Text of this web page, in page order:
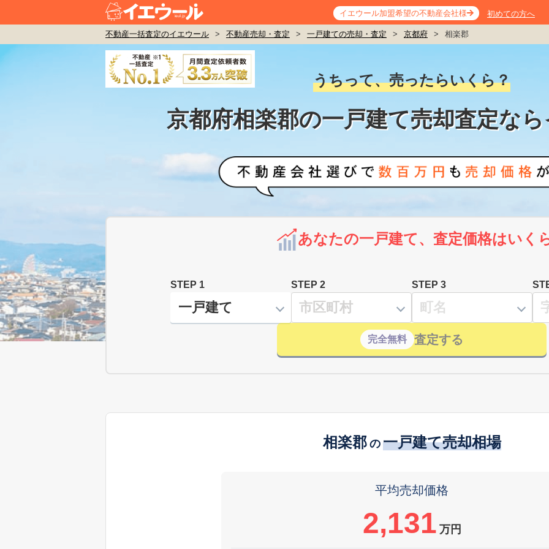
イエウール加盟希望の不動産会社様 初めての方へ
不動産一括査定のイエウール > 不動産売却・査定 > 一戸建ての売却・査定 > 京都府 > 相楽郡
うちって、売ったらいくら？
京都府相楽郡の一戸建て売却査定な
あなたの一戸建て、査定価格はいく
STEP 1 STEP 2 STEP 3
完全無料 査定する
相楽郡 の 一戸建て売却相場
平均売却価格
2,131 万円